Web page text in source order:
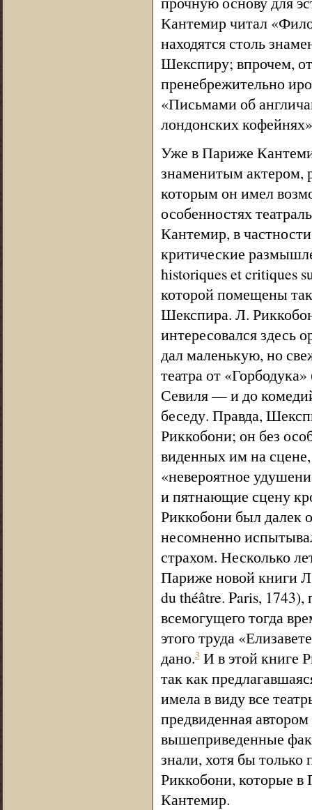
Кантемир читал
находятся столь
Шекспиру; впрочем,
пренебрежительно
«Письмами об
лондонских
Уже в Париже
знаменитым актером,
которым он имел
особенностях
Кантемир, в
критические
historiques et critiques
которой помещены
Шекспира. Л.
интересовался здесь
дал маленькую, но
театра от
Севиля — и до
беседу. Правда,
Риккобони; он без
виденных им на
«невероятное
и пятнающие сцену
Риккобони был далек
несомненно
страхом. Несколько
Париже новой книги
du théâtre. Paris, 1743),
всемогущего тогда
этого труда
дано.3И в этой книге
так как
имела в виду все
предвиденная
вышеприведенные
знали, хотя бы
Риккобони, которые в
Кантемир.